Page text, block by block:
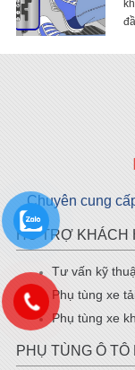
Chuyên cung
HỖ TRỢ KHÁCH
Tư vấn kỹ
Phụ tùng xe
Phụ tùng xe
PHỤ TÙNG Ô TÔ